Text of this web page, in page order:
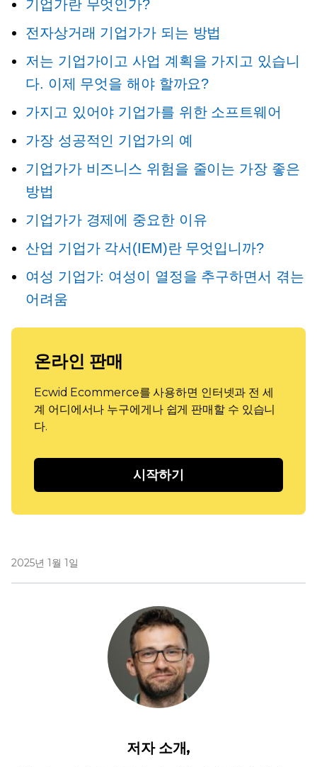
기업가란 무엇인가?
전자상거래 기업가가 되는 방법
저는 기업가이고 사업 계획을 가지고 있습니
다. 이제 무엇을 해야 할까요?
가지고 있어야 기업가를 위한 소프트웨어
가장 성공적인 기업가의 예
기업가가 비즈니스 위험을 줄이는 가장 좋은
방법
기업가가 경제에 중요한 이유
산업 기업가 각서(IEM)란 무엇입니까?
여성 기업가: 여성이 열정을 추구하면서 겪는
어려움
온라인 판매
Ecwid Ecommerce를 사용하면 인터넷과 전 세
계 어디에서나 누구에게나 쉽게 판매할 수 있습니
다.
시작하기
2025년 1월 1일
저자 소개,